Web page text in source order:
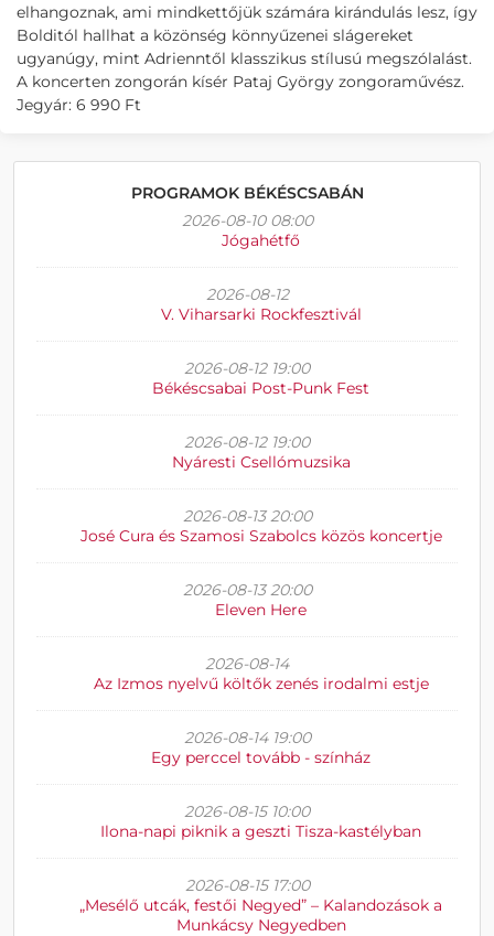
elhangoznak, ami mindkettőjük számára kirándulás lesz, így
Bolditól hallhat a közönség könnyűzenei slágereket
ugyanúgy, mint Adrienntől klasszikus stílusú megszólalást.
A koncerten zongorán kísér Pataj György zongoraművész.
Jegyár: 6 990 Ft
PROGRAMOK BÉKÉSCSABÁN
2026-08-10 08:00
Jógahétfő
2026-08-12
V. Viharsarki Rockfesztivál
2026-08-12 19:00
Békéscsabai Post-Punk Fest
2026-08-12 19:00
Nyáresti Csellómuzsika
2026-08-13 20:00
José Cura és Szamosi Szabolcs közös koncertje
2026-08-13 20:00
Eleven Here
2026-08-14
Az Izmos nyelvű költők zenés irodalmi estje
2026-08-14 19:00
Egy perccel tovább - színház
2026-08-15 10:00
Ilona-napi piknik a geszti Tisza-kastélyban
2026-08-15 17:00
„Mesélő utcák, festői Negyed” – Kalandozások a
Munkácsy Negyedben